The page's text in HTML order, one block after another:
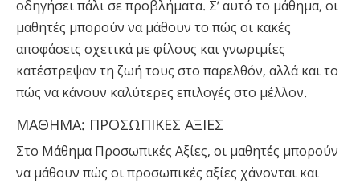
οδηγήσει πάλι σε προβλήματα. Σ’ αυτό το μάθημα, οι
μαθητές μπορούν να μάθουν το πώς οι κακές
αποφάσεις σχετικά με φίλους και γνωριμίες
κατέστρεψαν τη ζωή τους στο παρελθόν, αλλά και το
πώς να κάνουν καλύτερες επιλογές στο μέλλον.
ΜΑΘΗΜΑ: ΠΡΟΣΩΠΙΚΕΣ ΑΞΙΕΣ
Στο Μάθημα Προσωπικές Αξίες, οι μαθητές μπορούν
να μάθουν πώς οι προσωπικές αξίες χάνονται και